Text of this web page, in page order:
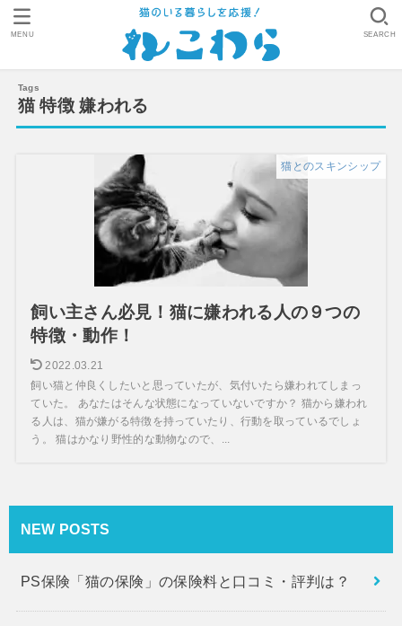
SEARCH
MENU
猫 特徴 嫌われる
猫とのスキンシップ
飼い主さん必見！猫に嫌われる人の９つの
特徴・動作！
2022.03.21
飼い猫と仲良くしたいと思っていたが、気付いたら嫌われてしまっ
ていた。 あなたはそんな状態になっていないですか？ 猫から嫌われ
る人は、猫が嫌がる特徴を持っていたり、行動を取っているでしょ
う。 猫はかなり野性的な動物なので、...
NEW POSTS
PS保険「猫の保険」の保険料と口コミ・評判は？